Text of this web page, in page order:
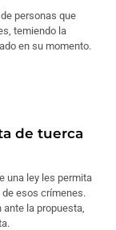
personas que
temiendo la
en su momento.
de tuerca
una ley les permita
esos crímenes.
la propuesta,